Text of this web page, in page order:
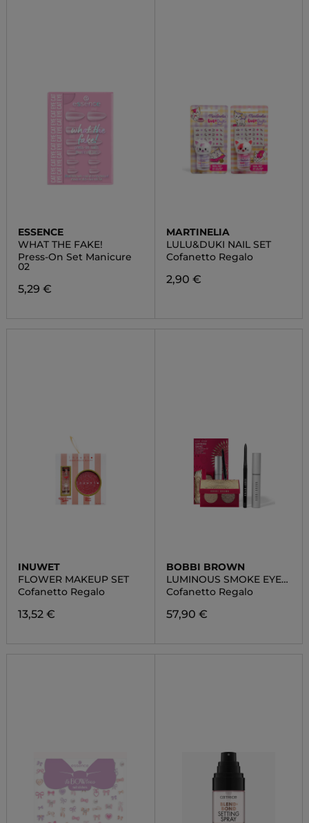
ESSENCE
WHAT THE FAKE!
Press-On Set Manicure
02
5,29 €
MARTINELIA
LULU&DUKI NAIL SET
Cofanetto Regalo
2,90 €
INUWET
FLOWER MAKEUP SET
Cofanetto Regalo
13,52 €
BOBBI BROWN
LUMINOUS SMOKE EYE
SHADOW DUO SET
Cofanetto Regalo
57,90 €